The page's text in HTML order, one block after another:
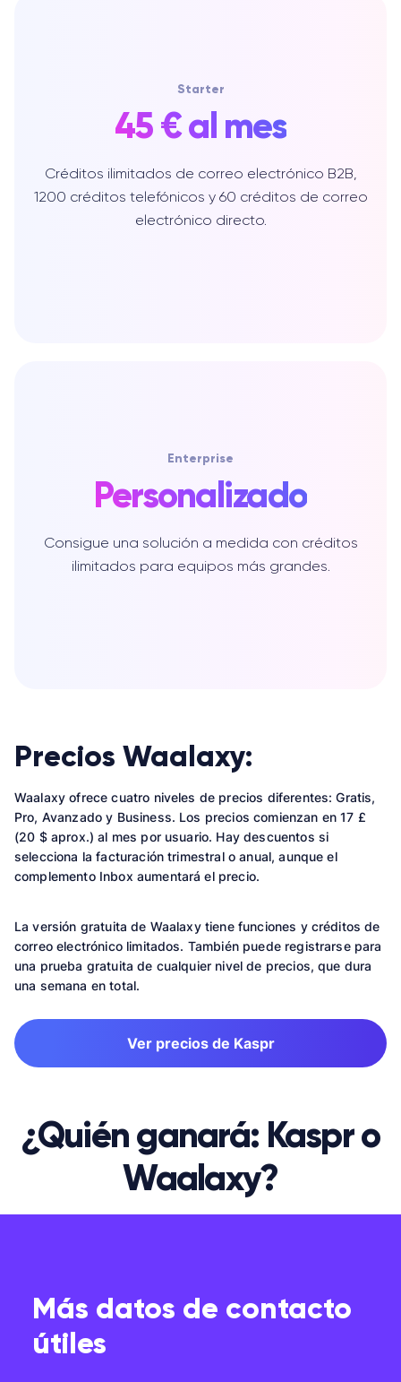
Starter
45 € al mes
Créditos ilimitados de correo electrónico B2B,
1200 créditos telefónicos y 60 créditos de correo
electrónico directo.
Enterprise
Personalizado
Consigue una solución a medida con créditos
ilimitados para equipos más grandes.
Precios Waalaxy:
Waalaxy ofrece cuatro niveles de precios diferentes: Gratis,
Pro, Avanzado y Business. Los precios comienzan en 17 £
(20 $ aprox.) al mes por usuario. Hay descuentos si
selecciona la facturación trimestral o anual, aunque el
complemento Inbox aumentará el precio.
La versión gratuita de Waalaxy tiene funciones y créditos de
correo electrónico limitados. También puede registrarse para
una prueba gratuita de cualquier nivel de precios, que dura
una semana en total.
Ver precios de Kaspr
¿Quién ganará: Kaspr o
Waalaxy?
Más datos de contacto
útiles